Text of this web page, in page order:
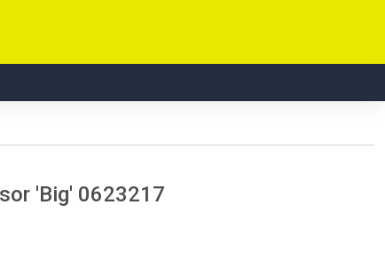
'Big' 0623217